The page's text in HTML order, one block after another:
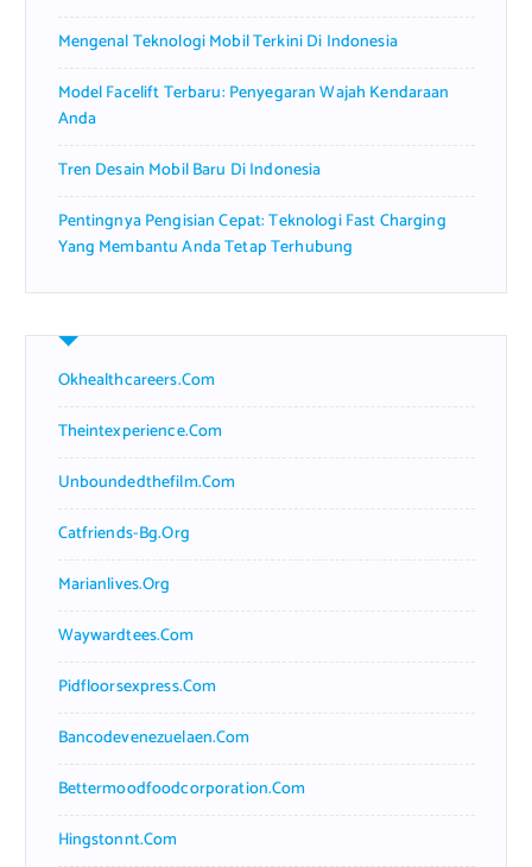
Mengenal Teknologi Mobil Terkini Di Indonesia
Model Facelift Terbaru: Penyegaran Wajah Kendaraan
Anda
Tren Desain Mobil Baru Di Indonesia
Pentingnya Pengisian Cepat: Teknologi Fast Charging
Yang Membantu Anda Tetap Terhubung
Okhealthcareers.com
Theintexperience.com
Unboundedthefilm.com
Catfriends-Bg.org
Marianlives.org
Waywardtees.com
Pidfloorsexpress.com
Bancodevenezuelaen.com
Bettermoodfoodcorporation.com
Hingstonnt.com